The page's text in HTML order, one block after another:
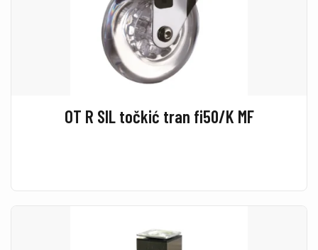
OT R SIL točkić tran fi50/K MF